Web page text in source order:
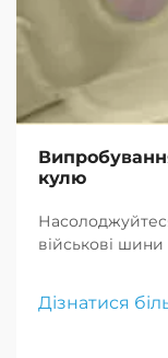
кулю
військові
неперевершену
Дізнатися